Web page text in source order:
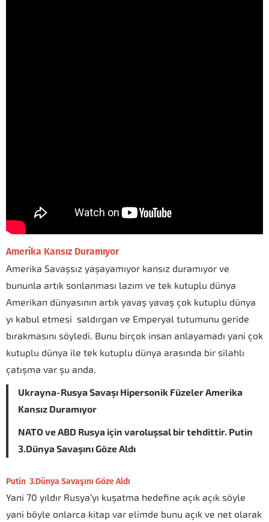
Amerika Kansız Duramıyor
Amerika Savaşsız yaşayamıyor kansız duramıyor ve
bununla artık sonlanması lazım ve tek kutuplu dünya
Amerikan dünyasının artık yavaş yavaş çok kutuplu dünya
yı kabul etmesi saldırgan ve Emperyal tutumunu geride
bırakmasını söyledi. Bunu birçok insan anlayamadı yani çok
kutuplu dünya ile tek kutuplu dünya arasında bir silahlı
çatışma var şu anda.
Ukrayna-Rusya Savaşı Hipersonik Füzeler Amerika
Kansız Duramıyor
NATO ve ABD Rusya için varoluşsal bir tehdittir. Putin
3.Dünya Savaşını Göze Aldı
Putin 3.Dünya Savaşını Göze Aldı
Yani 70 yıldır Rusya’yı kuşatma hedefine açık açık söyle
yani böyle onlarca kitap var elimde bunu açık ve net olarak